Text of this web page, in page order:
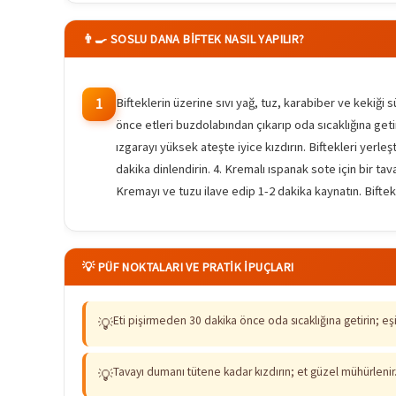
👨‍🍳 SOSLU DANA BIFTEK NASIL YAPILIR?
1
Bifteklerin üzerine sıvı yağ, tuz, karabiber ve kekiği
önce etleri buzdolabından çıkarıp oda sıcaklığına
ızgarayı yüksek ateşte iyice kızdırın. Biftekleri
dakika dinlendirin. 4. Kremalı ıspanak sote için bir
Kremayı ve tuzu ilave edip 1-2 dakika kaynatın.
💡 PÜF NOKTALARI VE PRATIK İPUÇLARI
💡Eti pişirmeden 30 dakika önce oda sıcaklığına getirin;
💡Tavayı dumanı tütene kadar kızdırın; et güzel mühürlenir.